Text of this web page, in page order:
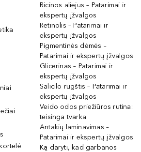
Ricinos aliejus – Patarimai ir
ekspertų įžvalgos
Retinolis – Patarimai ir
ekspertų įžvalgos
Pigmentinės dėmės –
Patarimai ir ekspertų įžvalgos
Glicerinas – Patarimai ir
ekspertų įžvalgos
Salicilo rūgštis – Patarimai ir
ekspertų įžvalgos
Veido odos priežiūros rutina:
teisinga tvarka
Antakių laminavimas –
Patarimai ir ekspertų įžvalgos
Ką daryti, kad garbanos